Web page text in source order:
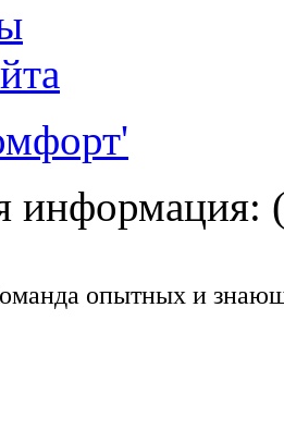
опытных и